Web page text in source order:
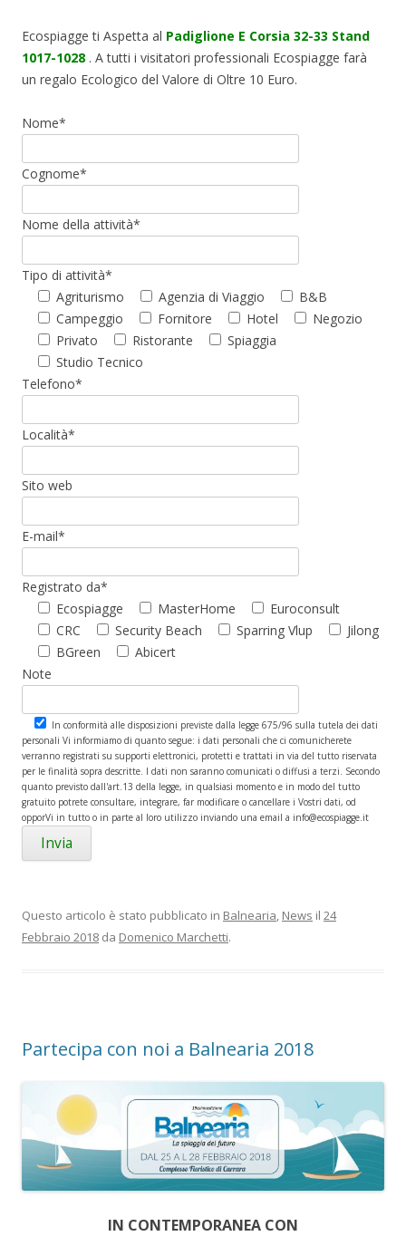
Ecospiagge ti Aspetta al Padiglione E Corsia 32-33 Stand
1017-1028 . A tutti i visitatori professionali Ecospiagge farà
un regalo Ecologico del Valore di Oltre 10 Euro.
Nome*
Cognome*
Nome della attività*
Tipo di attività*
Agriturismo
Agenzia di Viaggio
B&B
Campeggio
Fornitore Hotel
Negozio
Privato
Ristorante
Spiaggia
Studio Tecnico
Telefono*
Località*
Sito web
E-mail*
Registrato da*
Ecospiagge
MasterHome
Euroconsult
CRC
Security Beach Sparring Vlup
Jilong
BGreen
Abicert
Note
In conformità alle disposizioni previste dalla legge 675/96 sulla tutela dei dati
personali Vi informiamo di quanto segue: i dati personali che ci comunicherete
verranno registrati su supporti elettronici, protetti e trattati in via del tutto riservata
per le finalità sopra descritte. I dati non saranno comunicati o diffusi a terzi. Secondo
quanto previsto dall'art.13 della legge, in qualsiasi momento e in modo del tutto
gratuito potrete consultare, integrare, far modificare o cancellare i Vostri dati, od
opporVi in tutto o in parte al loro utilizzo inviando una email a info@ecospiagge.it
Questo articolo è stato pubblicato in Balnearia, News il 24
Febbraio 2018 da Domenico Marchetti.
Partecipa con noi a Balnearia 2018
IN CONTEMPORANEA CON